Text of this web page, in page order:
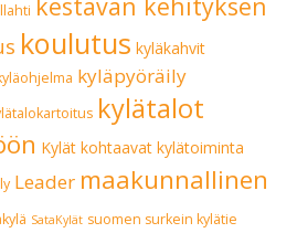
kestävän kehityksen
koulutus kyläkahvit
kyläpyöräily
kylätalot
Kylät kohtaavat kylätoiminta
Leader maakunnallinen
SataKylät suomen surkein kylätie